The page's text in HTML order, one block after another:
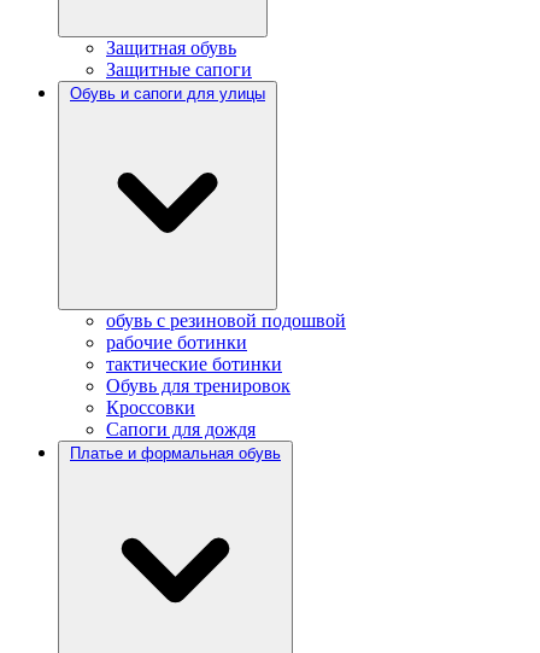
Защитная обувь
Защитные сапоги
Обувь и сапоги для улицы
обувь с резиновой подошвой
рабочие ботинки
тактические ботинки
Обувь для тренировок
Кроссовки
Сапоги для дождя
Платье и формальная обувь